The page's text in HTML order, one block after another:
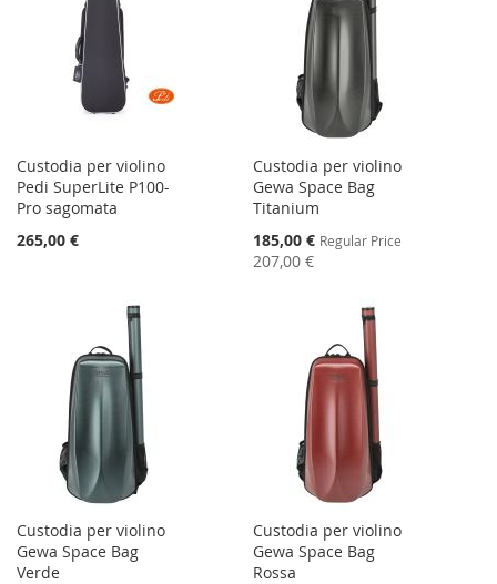
Custodia per violino
Pedi SuperLite P100-
Pro sagomata
265,00 €
Custodia per violino
Gewa Space Bag
Titanium
Special
Price
185,00 € Regular Price
207,00 €
Custodia per violino
Gewa Space Bag
Verde
Custodia per violino
Gewa Space Bag
Rossa